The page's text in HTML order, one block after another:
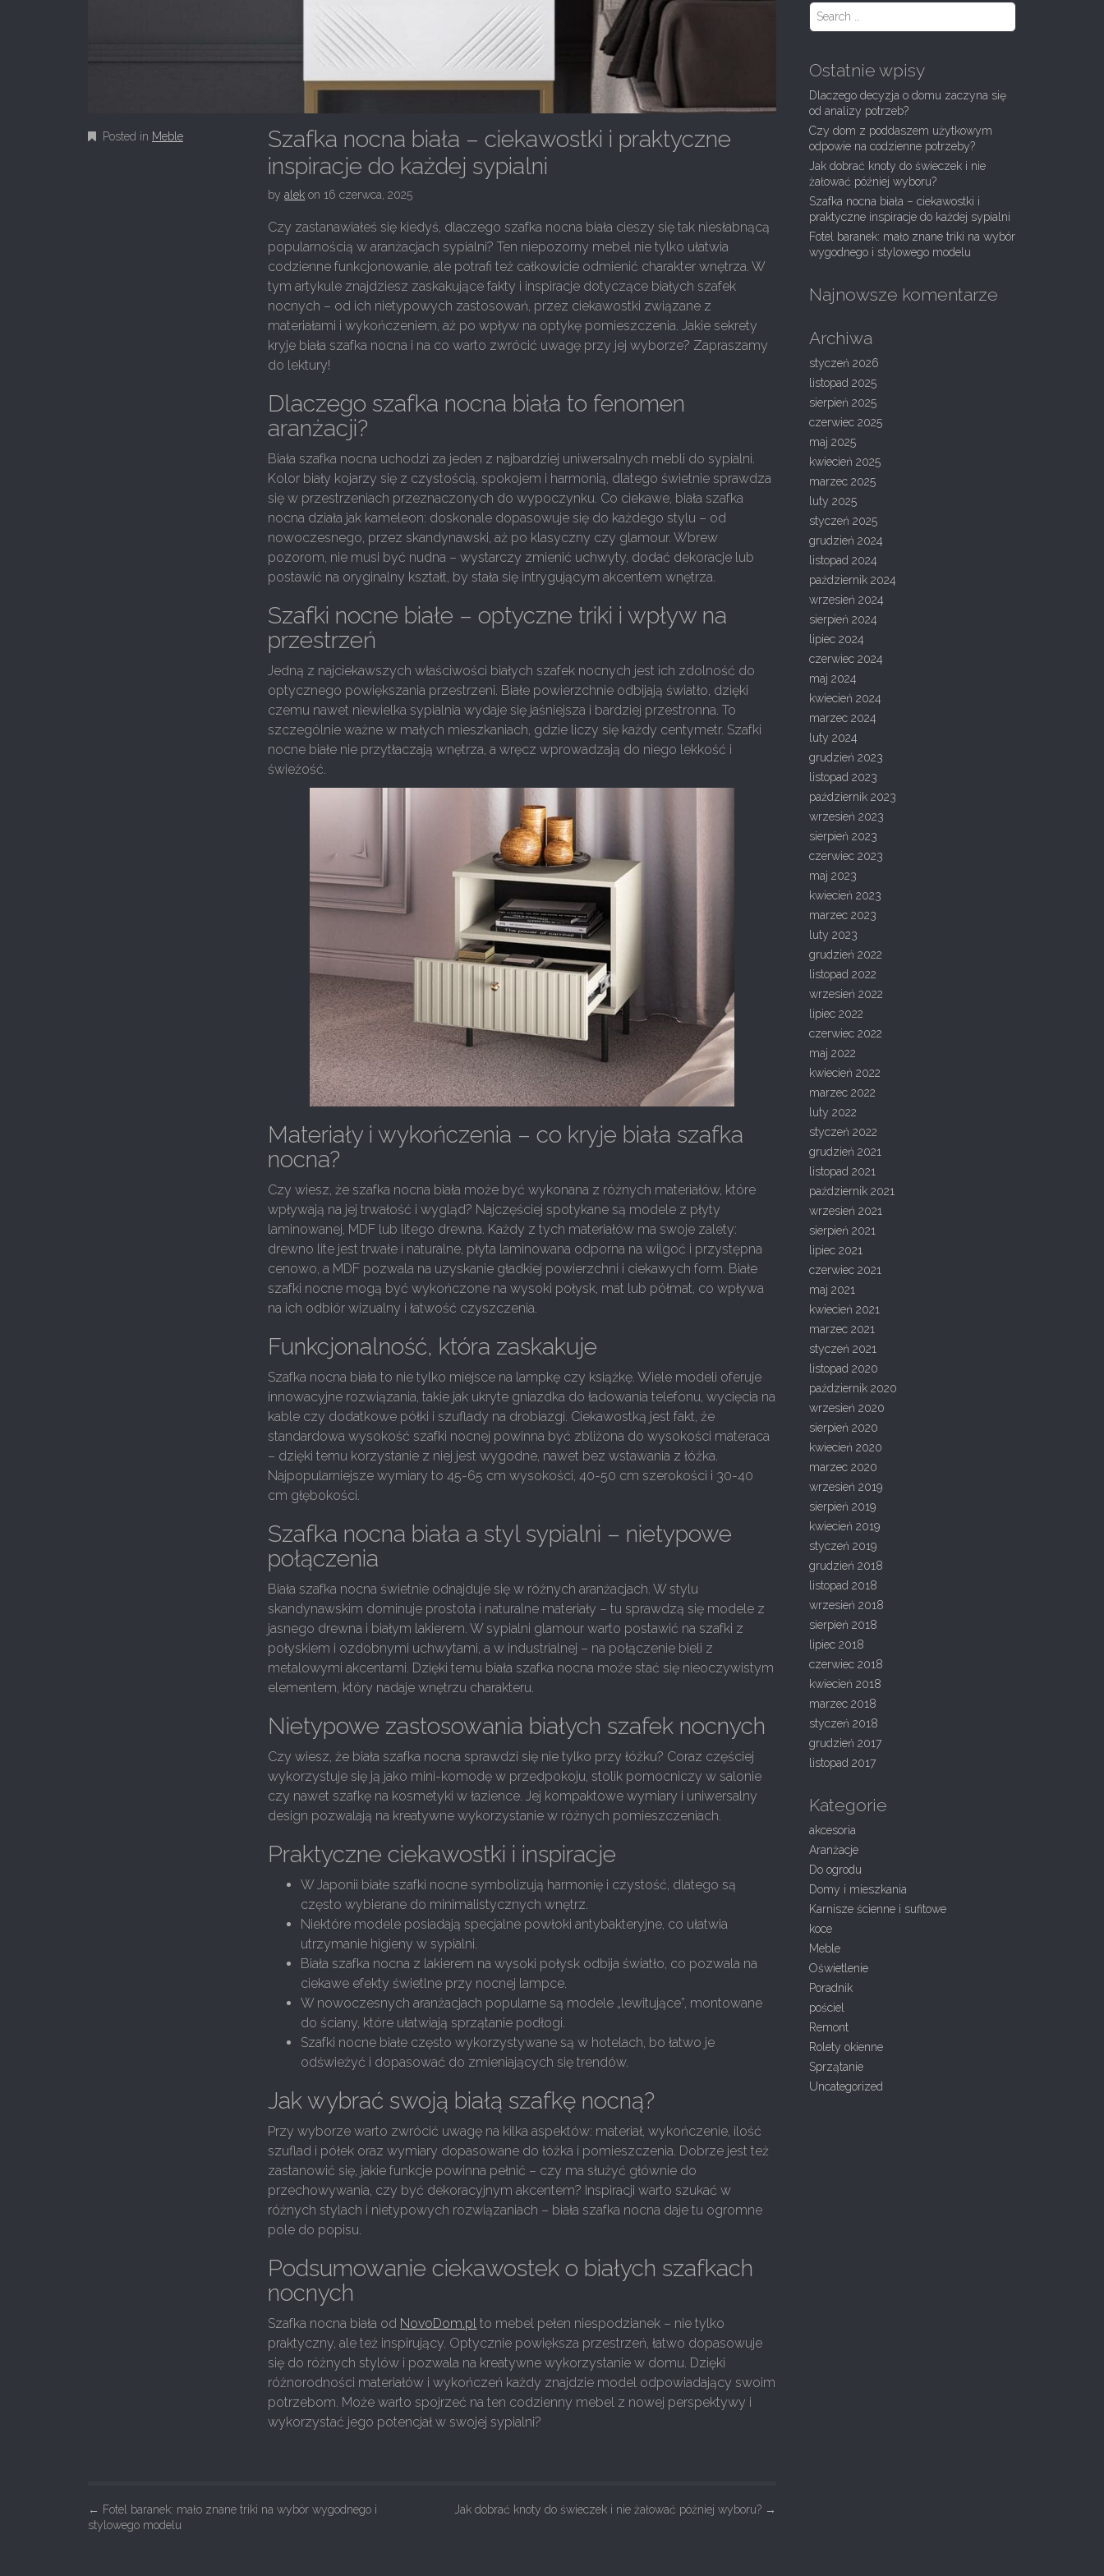
Posted in Meble
Szafka nocna biała – ciekawostki i praktyczne
inspiracje do każdej sypialni
byalek on 16 czerwca, 2025
Czy zastanawiałeś się kiedyś, dlaczego szafka nocna biała cieszy się tak niesłabnącą
popularnością w aranżacjach sypialni? Ten niepozorny mebel nie tylko ułatwia
codzienne funkcjonowanie, ale potrafi też całkowicie odmienić charakter wnętrza. W
tym artykule znajdziesz zaskakujące fakty i inspiracje dotyczące białych szafek
nocnych – od ich nietypowych zastosowań, przez ciekawostki związane z
materiałami i wykończeniem, aż po wpływ na optykę pomieszczenia. Jakie sekrety
kryje biała szafka nocna i na co warto zwrócić uwagę przy jej wyborze? Zapraszamy
do lektury!
Dlaczego szafka nocna biała to fenomen
aranżacji?
Biała szafka nocna uchodzi za jeden z najbardziej uniwersalnych mebli do sypialni.
Kolor biały kojarzy się z czystością, spokojem i harmonią, dlatego świetnie sprawdza
się w przestrzeniach przeznaczonych do wypoczynku. Co ciekawe, biała szafka
nocna działa jak kameleon: doskonale dopasowuje się do każdego stylu – od
nowoczesnego, przez skandynawski, aż po klasyczny czy glamour. Wbrew
pozorom, nie musi być nudna – wystarczy zmienić uchwyty, dodać dekoracje lub
postawić na oryginalny kształt, by stała się intrygującym akcentem wnętrza.
Szafki nocne białe – optyczne triki i wpływ na
przestrzeń
Jedną z najciekawszych właściwości białych szafek nocnych jest ich zdolność do
optycznego powiększania przestrzeni. Białe powierzchnie odbijają światło, dzięki
czemu nawet niewielka sypialnia wydaje się jaśniejsza i bardziej przestronna. To
szczególnie ważne w małych mieszkaniach, gdzie liczy się każdy centymetr. Szafki
nocne białe nie przytłaczają wnętrza, a wręcz wprowadzają do niego lekkość i
świeżość.
Materiały i wykończenia – co kryje biała szafka
nocna?
Czy wiesz, że szafka nocna biała może być wykonana z różnych materiałów, które
wpływają na jej trwałość i wygląd? Najczęściej spotykane są modele z płyty
laminowanej, MDF lub litego drewna. Każdy z tych materiałów ma swoje zalety:
drewno lite jest trwałe i naturalne, płyta laminowana odporna na wilgoć i przystępna
cenowo, a MDF pozwala na uzyskanie gładkiej powierzchni i ciekawych form. Białe
szafki nocne mogą być wykończone na wysoki połysk, mat lub półmat, co wpływa
na ich odbiór wizualny i łatwość czyszczenia.
Funkcjonalność, która zaskakuje
Szafka nocna biała to nie tylko miejsce na lampkę czy książkę. Wiele modeli oferuje
innowacyjne rozwiązania, takie jak ukryte gniazdka do ładowania telefonu, wycięcia na
kable czy dodatkowe półki i szuflady na drobiazgi. Ciekawostką jest fakt, że
standardowa wysokość szafki nocnej powinna być zbliżona do wysokości materaca
– dzięki temu korzystanie z niej jest wygodne, nawet bez wstawania z łóżka.
Najpopularniejsze wymiary to 45-65 cm wysokości, 40-50 cm szerokości i 30-40
cm głębokości.
Szafka nocna biała a styl sypialni – nietypowe
połączenia
Biała szafka nocna świetnie odnajduje się w różnych aranżacjach. W stylu
skandynawskim dominuje prostota i naturalne materiały – tu sprawdzą się modele z
jasnego drewna i białym lakierem. W sypialni glamour warto postawić na szafki z
połyskiem i ozdobnymi uchwytami, a w industrialnej – na połączenie bieli z
metalowymi akcentami. Dzięki temu biała szafka nocna może stać się nieoczywistym
elementem, który nadaje wnętrzu charakteru.
Nietypowe zastosowania białych szafek nocnych
Czy wiesz, że biała szafka nocna sprawdzi się nie tylko przy łóżku? Coraz częściej
wykorzystuje się ją jako mini-komodę w przedpokoju, stolik pomocniczy w salonie
czy nawet szafkę na kosmetyki w łazience. Jej kompaktowe wymiary i uniwersalny
design pozwalają na kreatywne wykorzystanie w różnych pomieszczeniach.
Praktyczne ciekawostki i inspiracje
W Japonii białe szafki nocne symbolizują harmonię i czystość, dlatego są
często wybierane do minimalistycznych wnętrz.
Niektóre modele posiadają specjalne powłoki antybakteryjne, co ułatwia
utrzymanie higieny w sypialni.
Biała szafka nocna z lakierem na wysoki połysk odbija światło, co pozwala na
ciekawe efekty świetlne przy nocnej lampce.
W nowoczesnych aranżacjach popularne są modele „lewitujące”, montowane
do ściany, które ułatwiają sprzątanie podłogi.
Szafki nocne białe często wykorzystywane są w hotelach, bo łatwo je
odświeżyć i dopasować do zmieniających się trendów.
Jak wybrać swoją białą szafkę nocną?
Przy wyborze warto zwrócić uwagę na kilka aspektów: materiał, wykończenie, ilość
szuflad i półek oraz wymiary dopasowane do łóżka i pomieszczenia. Dobrze jest też
zastanowić się, jakie funkcje powinna pełnić – czy ma służyć głównie do
przechowywania, czy być dekoracyjnym akcentem? Inspiracji warto szukać w
różnych stylach i nietypowych rozwiązaniach – biała szafka nocna daje tu ogromne
pole do popisu.
Podsumowanie ciekawostek o białych szafkach
nocnych
Szafka nocna biała od NovoDom.pl to mebel pełen niespodzianek – nie tylko
praktyczny, ale też inspirujący. Optycznie powiększa przestrzeń, łatwo dopasowuje
się do różnych stylów i pozwala na kreatywne wykorzystanie w domu. Dzięki
różnorodności materiałów i wykończeń każdy znajdzie model odpowiadający swoim
potrzebom. Może warto spojrzeć na ten codzienny mebel z nowej perspektywy i
wykorzystać jego potencjał w swojej sypialni?
P
o
← Fotel baranek: mało znane triki na wybór wygodnego i
stylowego modelu
Jak dobrać knoty do świeczek i nie żałować później wyboru? →
S
c
f
o
r
:
Ostatnie wpisy
Dlaczego decyzja o domu zaczyna się
od analizy potrzeb?
Czy dom z poddaszem użytkowym
odpowie na codzienne potrzeby?
Jak dobrać knoty do świeczek i nie
żałować później wyboru?
Szafka nocna biała – ciekawostki i
praktyczne inspiracje do każdej sypialni
Fotel baranek: mało znane triki na wybór
wygodnego i stylowego modelu
Najnowsze komentarze
Archiwa
styczeń 2026
listopad 2025
sierpień 2025
czerwiec 2025
maj 2025
kwiecień 2025
marzec 2025
luty 2025
styczeń 2025
grudzień 2024
listopad 2024
październik 2024
wrzesień 2024
sierpień 2024
lipiec 2024
czerwiec 2024
maj 2024
kwiecień 2024
marzec 2024
luty 2024
grudzień 2023
listopad 2023
październik 2023
wrzesień 2023
sierpień 2023
czerwiec 2023
maj 2023
kwiecień 2023
marzec 2023
luty 2023
grudzień 2022
listopad 2022
wrzesień 2022
lipiec 2022
czerwiec 2022
maj 2022
kwiecień 2022
marzec 2022
luty 2022
styczeń 2022
grudzień 2021
listopad 2021
październik 2021
wrzesień 2021
sierpień 2021
lipiec 2021
czerwiec 2021
maj 2021
kwiecień 2021
marzec 2021
styczeń 2021
listopad 2020
październik 2020
wrzesień 2020
sierpień 2020
kwiecień 2020
marzec 2020
wrzesień 2019
sierpień 2019
kwiecień 2019
styczeń 2019
grudzień 2018
listopad 2018
wrzesień 2018
sierpień 2018
lipiec 2018
czerwiec 2018
kwiecień 2018
marzec 2018
styczeń 2018
grudzień 2017
listopad 2017
Kategorie
akcesoria
Aranżacje
Do ogrodu
Domy i mieszkania
Karnisze ścienne i sufitowe
koce
Meble
Oświetlenie
Poradnik
pościel
Remont
Rolety okienne
Sprzątanie
Uncategorized